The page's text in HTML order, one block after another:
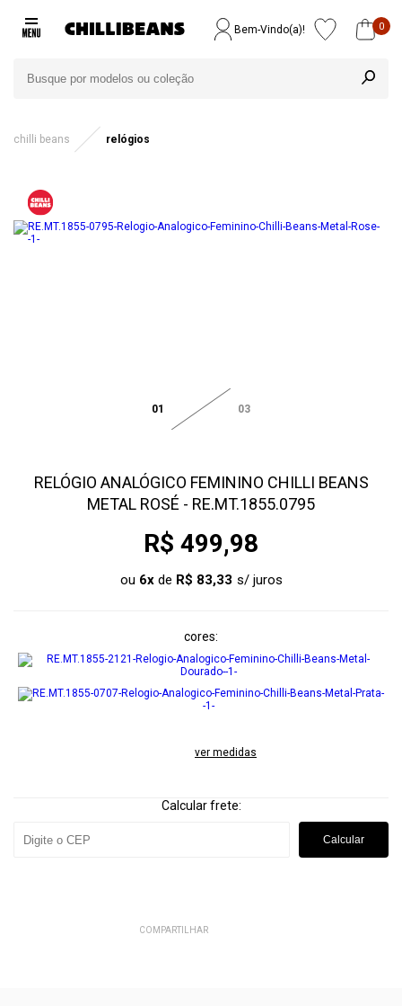
Bem-Vindo(a)! 0
chilli beans relógios
01 03
RELÓGIO ANALÓGICO FEMININO CHILLI BEANS
METAL ROSÉ - RE.MT.1855.0795
R$ 499,98
ou 6xde R$ 83,33
cores
ver medidas
Calcular frete:
Calcular
COMPARTILHAR